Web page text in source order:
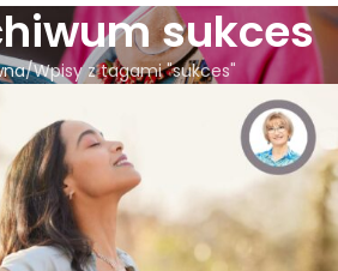
sukces
Wpisy z tagami "sukces"